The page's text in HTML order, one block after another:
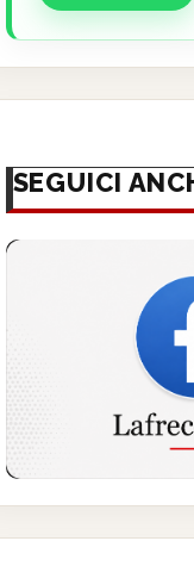
SEGUICI